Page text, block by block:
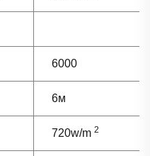
6000
6м
720w/m 2